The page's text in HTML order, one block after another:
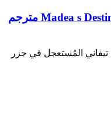
فيلم Madea s Destination Wedding 2025 مترجم
المُستعجل في جزر